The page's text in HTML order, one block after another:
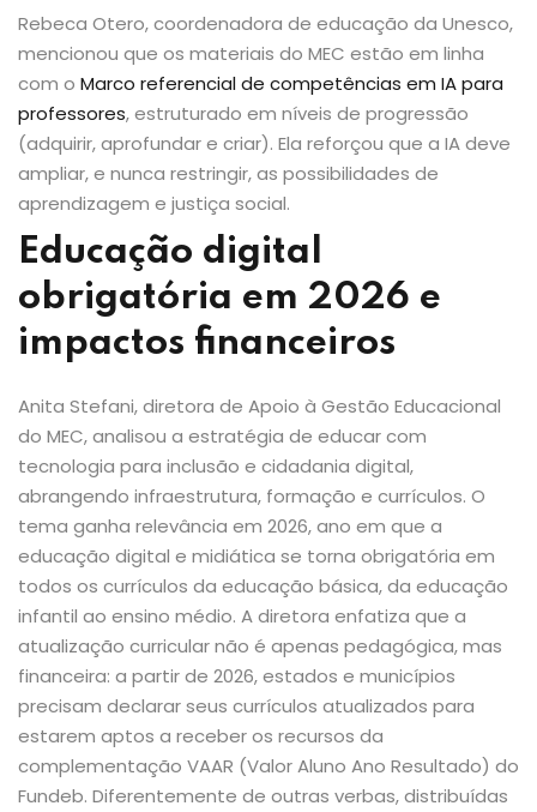
Rebeca Otero, coordenadora de educação da Unesco,
mencionou que os materiais do MEC estão em linha
com o Marco referencial de competências em IA para
professores, estruturado em níveis de progressão
(adquirir, aprofundar e criar). Ela reforçou que a IA deve
ampliar, e nunca restringir, as possibilidades de
aprendizagem e justiça social.
Educação digital
obrigatória em 2026 e
impactos financeiros
Anita Stefani, diretora de Apoio à Gestão Educacional
do MEC, analisou a estratégia de educar com
tecnologia para inclusão e cidadania digital,
abrangendo infraestrutura, formação e currículos. O
tema ganha relevância em 2026, ano em que a
educação digital e midiática se torna obrigatória em
todos os currículos da educação básica, da educação
infantil ao ensino médio. A diretora enfatiza que a
atualização curricular não é apenas pedagógica, mas
financeira: a partir de 2026, estados e municípios
precisam declarar seus currículos atualizados para
estarem aptos a receber os recursos da
complementação VAAR (Valor Aluno Ano Resultado) do
Fundeb. Diferentemente de outras verbas, distribuídas